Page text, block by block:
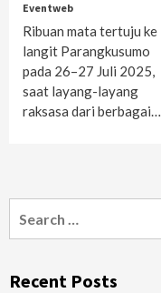
Eventweb
Ribuan mata tertuju ke
langit Parangkusumo
pada 26–27 Juli 2025,
saat layang-layang
raksasa dari berbagai…
for:
Recent Posts